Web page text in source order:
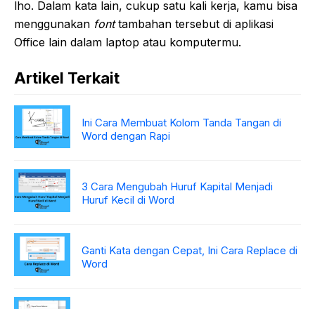
lho. Dalam kata lain, cukup satu kali kerja, kamu bisa
menggunakan fonttambahan tersebut di aplikasi
Office lain dalam laptop atau komputermu.
Artikel Terkait
Ini Cara Membuat Kolom Tanda Tangan di
Word dengan Rapi
3 Cara Mengubah Huruf Kapital Menjadi
Huruf Kecil di Word
Ganti Kata dengan Cepat, Ini Cara Replace di
Word